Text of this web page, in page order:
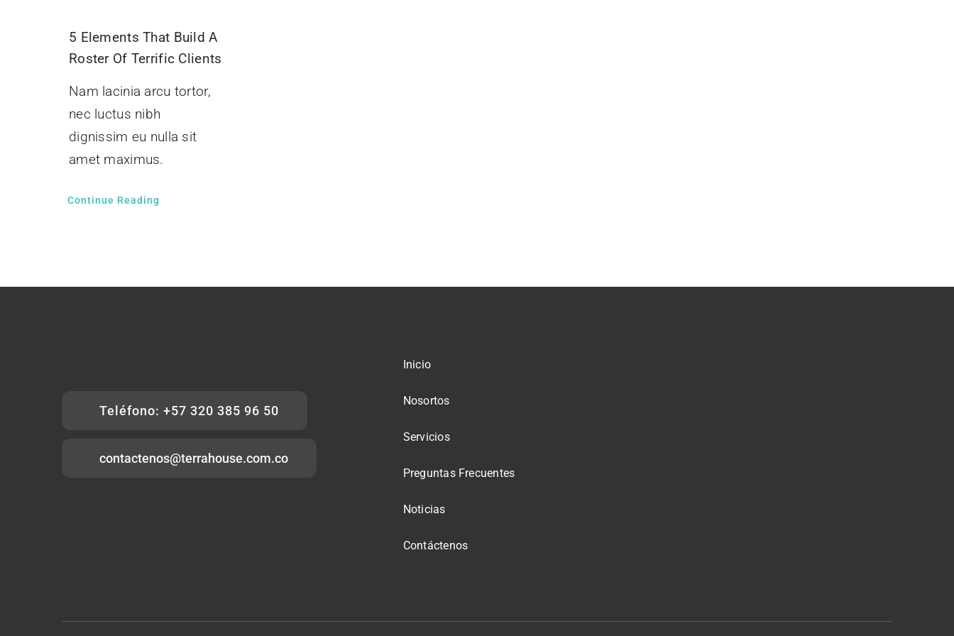
5 Elements That Build A
Roster Of Terrific Clients
Nam lacinia arcu tortor,
nec luctus nibh
dignissim eu nulla sit
amet maximus.
Continue Reading
Teléfono: +57 320 385 96 50
contactenos@terrahouse.com.co
Inicio
Nosortos
Servicios
Preguntas Frecuentes
Noticias
Contáctenos